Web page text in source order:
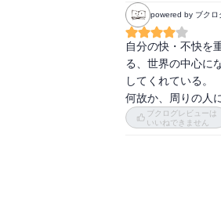
づいてきて、楽し
いい人をやめれば
powered by ブクロ
自分の快・不快を
る、世界の中心に
してくれている。
何故か、周りの人
ブクログレビューは
いいねできません